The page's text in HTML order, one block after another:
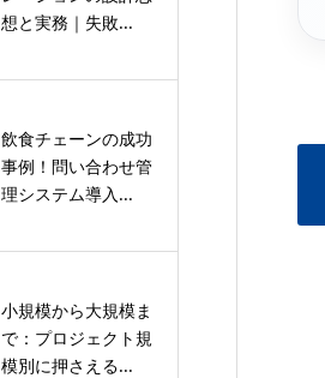
想と実務｜失敗...
飲食チェーンの成功
事例！問い合わせ管
理システム導入...
小規模から大規模ま
で：プロジェクト規
模別に押さえる...